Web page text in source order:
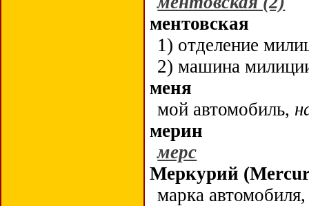
ментовская
1) отделение
2) машина
меня
мой автомобиль,
мерин
мерс
Меркурий (
марка